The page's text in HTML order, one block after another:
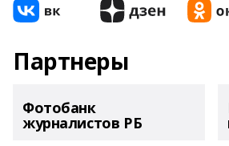
Партнеры
Фотобанк
журналистов РБ